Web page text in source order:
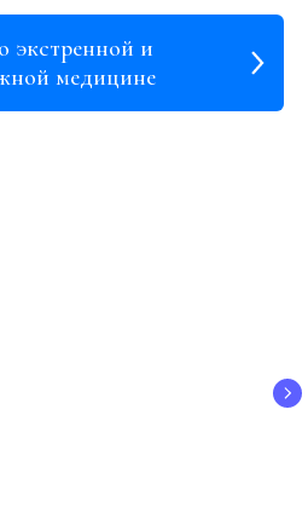
и
медицине